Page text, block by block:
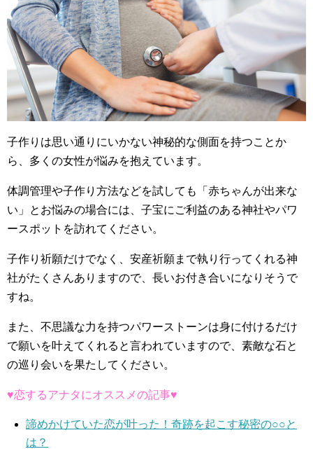
子作りは思い通りにいかない神秘的な側面を持つことか
ら、多くの女性が悩みを抱えています。
体調管理や子作り方法などを試しても「赤ちゃんが出来な
い」とお悩みの場合には、子宝にご利益のある神社やパワ
ースポットを訪れてください。
子作り祈願だけでなく、安産祈願まで執り行ってくれる神
社がたくさんありますので、長いお付き合いになりそうで
すね。
また、不思議な力を持つパワーストーンは身に付けるだけ
で願いを叶えてくれると言われていますので、素敵な石と
の巡り会いを果たしてください。
♥恋するアナタにオススメの記事♥
諦めかけていた恋が叶った！奇跡を起こす秘密の○○と
は？